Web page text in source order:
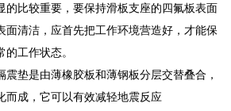
的比较重要，要保持滑板支座的四氟板表面
面清洁，应首先把工作环境营造好，才能保
工作状态。
震垫是由薄橡胶板和薄钢板分层交替叠合，
而成，它可以有效减轻地震反应